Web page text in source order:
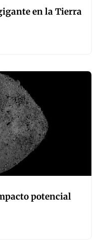
en la Tierra
potencial